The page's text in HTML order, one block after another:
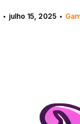
• julho 15, 2025 •